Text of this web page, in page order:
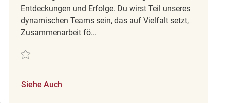
Entdeckungen und Erfolge. Du wirst Teil unseres
dynamischen Teams sein, das auf Vielfalt setzt,
Zusammenarbeit fö...
Retten Merchandising Coordinator REQ127430
Siehe Auch